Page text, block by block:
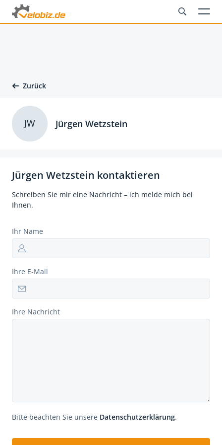
Zurück
Jürgen Wetzstein kontaktieren
Schreiben Sie mir eine Nachricht – ich melde mich bei
Ihnen.
Ihr Name
Ihre E-Mail
Ihre Nachricht
Bitte beachten Sie unsere Datenschutzerklärung.
JW Jürgen Wetzstein